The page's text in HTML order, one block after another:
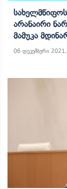
Არანაირი
Მამუკა
06 დეკემბერი